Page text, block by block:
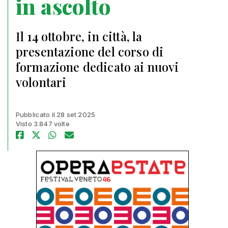
in ascolto
Il 14 ottobre, in città, la
presentazione del corso di
formazione dedicato ai nuovi
volontari
Pubblicato il 28 set 2025
Visto 3.847 volte